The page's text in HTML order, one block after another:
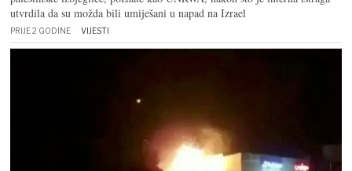
utvrdila da su možda bili umiješani u napad na Izrael
PRIJE 2 GODINE VIJESTI